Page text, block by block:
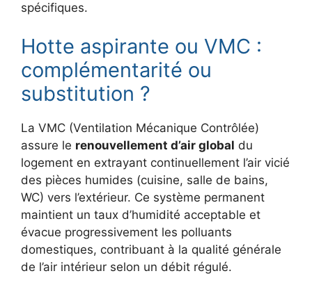
spécifiques.
Hotte aspirante ou VMC :
complémentarité ou
substitution ?
La VMC (Ventilation Mécanique Contrôlée)
assure le renouvellement d’air global du
logement en extrayant continuellement l’air vicié
des pièces humides (cuisine, salle de bains,
WC) vers l’extérieur. Ce système permanent
maintient un taux d’humidité acceptable et
évacue progressivement les polluants
domestiques, contribuant à la qualité générale
de l’air intérieur selon un débit régulé.